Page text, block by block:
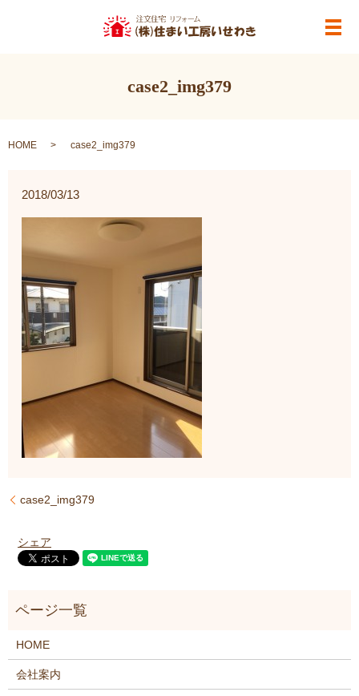
メ
case2_img379
HOME case2_img379
2018/03/13
case2_img379
シェア
HOME
会社案内